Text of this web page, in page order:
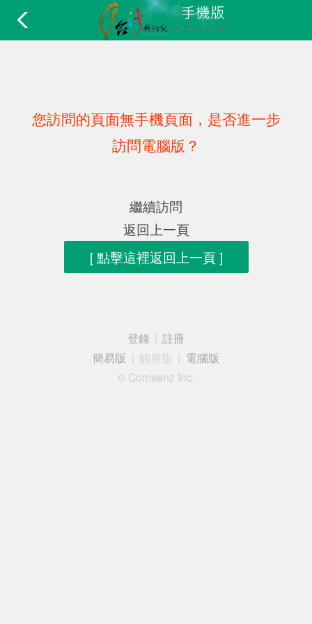
您訪問的頁面無手機頁面，是否進一步
訪問電腦版？
繼續訪問
返回上一頁
[ 點擊這裡返回上一頁 ]
登錄
註冊
簡易版
觸屏版
電腦版
© Comsenz Inc.